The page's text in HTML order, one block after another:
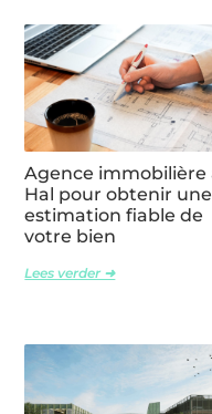
Agence immobilière
Hal pour obtenir une
estimation fiable de
votre bien
Lees verder ➜